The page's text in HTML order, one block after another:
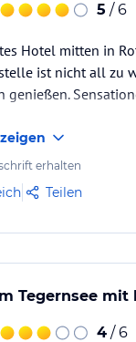
5 / 6
Hotel mitten in
ist nicht all zu
genießen.
erhalten
Teilen
Tegernsee mit
4 / 6